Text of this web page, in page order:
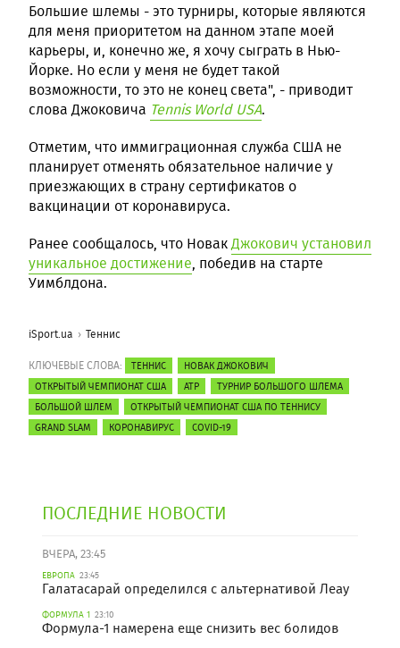
Большие шлемы - это турниры, которые являются
для меня приоритетом на данном этапе моей
карьеры, и, конечно же, я хочу сыграть в Нью-
Йорке. Но если у меня не будет такой
возможности, то это не конец света", - приводит
слова Джоковича Tennis World USA.
Отметим, что иммиграционная служба США не
планирует отменять обязательное наличие у
приезжающих в страну сертификатов о
вакцинации от коронавируса.
Ранее сообщалось, что НовакДжокович установил
уникальное достижение, победив на старте
Уимблдона.
iSport.ua Теннис
КЛЮЧЕВЫЕ СЛОВА: ТЕННИС
НОВАК ДЖОКОВИЧ
ОТКРЫТЫЙ ЧЕМПИОНАТ США
ATP
ТУРНИР БОЛЬШОГО ШЛЕМА
БОЛЬШОЙ ШЛЕМ
ОТКРЫТЫЙ ЧЕМПИОНАТ США ПО ТЕННИСУ
GRAND SLAM
КОРОНАВИРУС COVID-19
ПОСЛЕДНИЕ НОВОСТИ
ВЧЕРА, 23:45
ЕВРОПА 23:45
Галатасарай определился с альтернативой Леау
ФОРМУЛА 1 23:10
Формула-1 намерена еще снизить вес болидов